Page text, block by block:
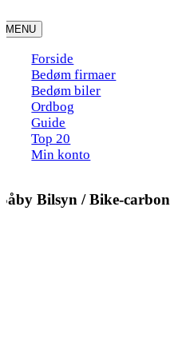
to
content
MENU
Forside
Bedøm firmaer
Bedøm biler
Ordbog
Guide
Top 20
Min konto
Bilsyn / Bike-carbon